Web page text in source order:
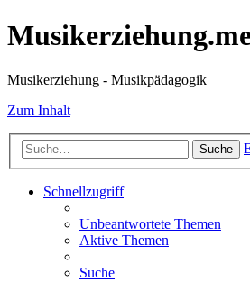
Musikerziehung - Musikpädagogik
Zum Inhalt
Suche
Schnellzugriff
Unbeantwortete Themen
Aktive Themen
Suche